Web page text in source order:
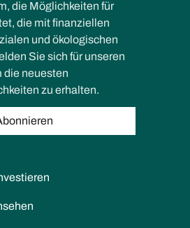
die Möglichkeiten für
die mit finanziellen
und ökologischen
Sie sich für unseren
die neuesten
zu erhalten.